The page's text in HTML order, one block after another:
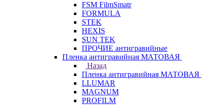
FSM FilmSmatr
FORMULA
STEK
HEXIS
SUN TEK
ПРОЧИЕ антигравийные
Пленка антигравийная МАТОВАЯ
Назад
Пленка антигравийная МАТОВАЯ
LLUMAR
MAGNUM
PROFILM